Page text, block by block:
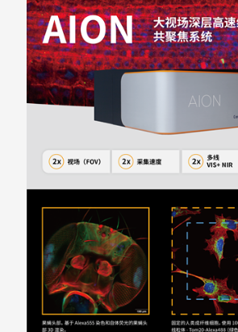
相机接口 1 2
激光光纤输入 1 2
针孔 可调